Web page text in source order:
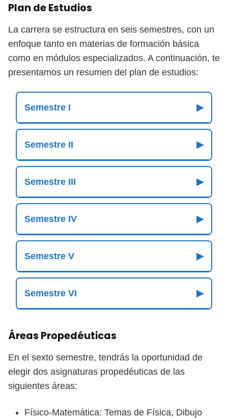
Plan de Estudios
La carrera se estructura en seis semestres, con un
enfoque tanto en materias de formación básica
como en módulos especializados. A continuación, te
presentamos un resumen del plan de estudios:
Semestre I ▶
Semestre II ▶
Semestre III ▶
Semestre IV ▶
Semestre V ▶
Semestre VI ▶
Áreas Propedéuticas
En el sexto semestre, tendrás la oportunidad de
elegir dos asignaturas propedéuticas de las
siguientes áreas:
Físico-Matemática: Temas de Física, Dibujo